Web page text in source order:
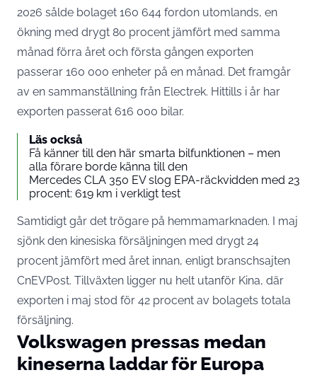
2026 sålde bolaget 160 644 fordon utomlands, en
ökning med drygt 80 procent jämfört med samma
månad förra året och första gången exporten
passerar 160 000 enheter på en månad. Det framgår
av en sammanställning från Electrek. Hittills i år har
exporten passerat 616 000 bilar.
Läs också
Få känner till den här smarta bilfunktionen – men
alla förare borde känna till den
Mercedes CLA 350 EV slog EPA-räckvidden med 23
procent: 619 km i verkligt test
Samtidigt går det trögare på hemmamarknaden. I maj
sjönk den kinesiska försäljningen med drygt 24
procent jämfört med året innan, enligt branschsajten
CnEVPost. Tillväxten ligger nu helt utanför Kina, där
exporten i maj stod för 42 procent av bolagets totala
försäljning.
Volkswagen pressas medan
kineserna laddar för Europa